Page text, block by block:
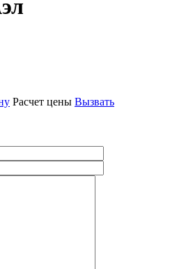
Расчет цены Вызвать